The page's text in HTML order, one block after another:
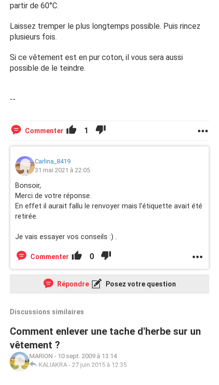
partir de 60°C.
Laissez tremper le plus longtemps possible. Puis rincez
plusieurs fois.
Si ce vêtement est en pur coton, il vous sera aussi
possible de le teindre.
--
Commenter 1
Carlina_8419
31 mai 2021 à 22:05
Bonsoir,
Merci de votre réponse.
En effet il aurait fallu le renvoyer mais l’étiquette avait été
retirée.
Je vais essayer vos conseils :) .
Commenter 0
Répondre Posez votre question
Discussions similaires
Comment enlever une tache d'herbe sur un
vêtement ?
MARION - 10 sept. 2009 à 13:14
KALIAKRA - 27 juin 2015 à 12:35